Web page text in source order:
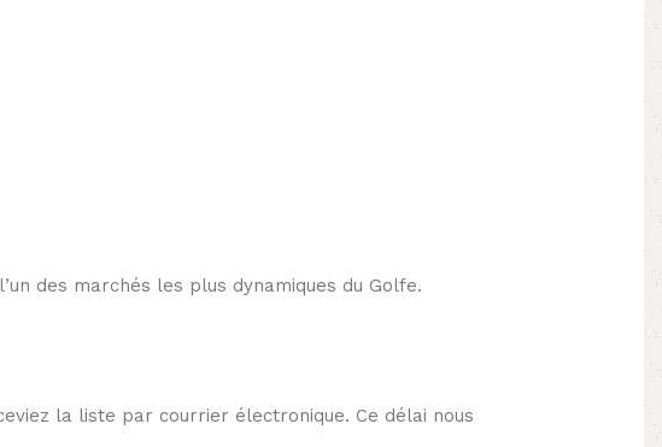
des marchés les plus dynamiques du Golfe.
la liste par courrier électronique. Ce délai nous